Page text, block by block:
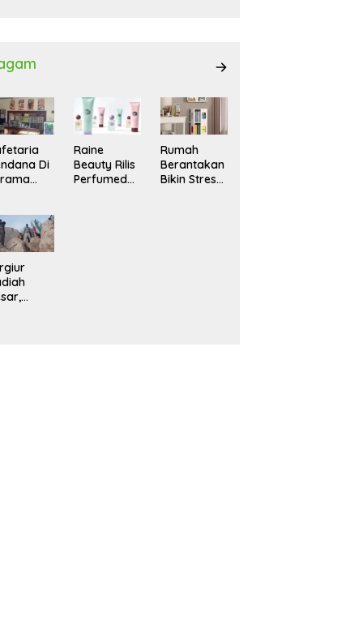
Di
Raine
Beauty Rilis
Perfumed
Rumah
Berantakan
Bikin Stres?